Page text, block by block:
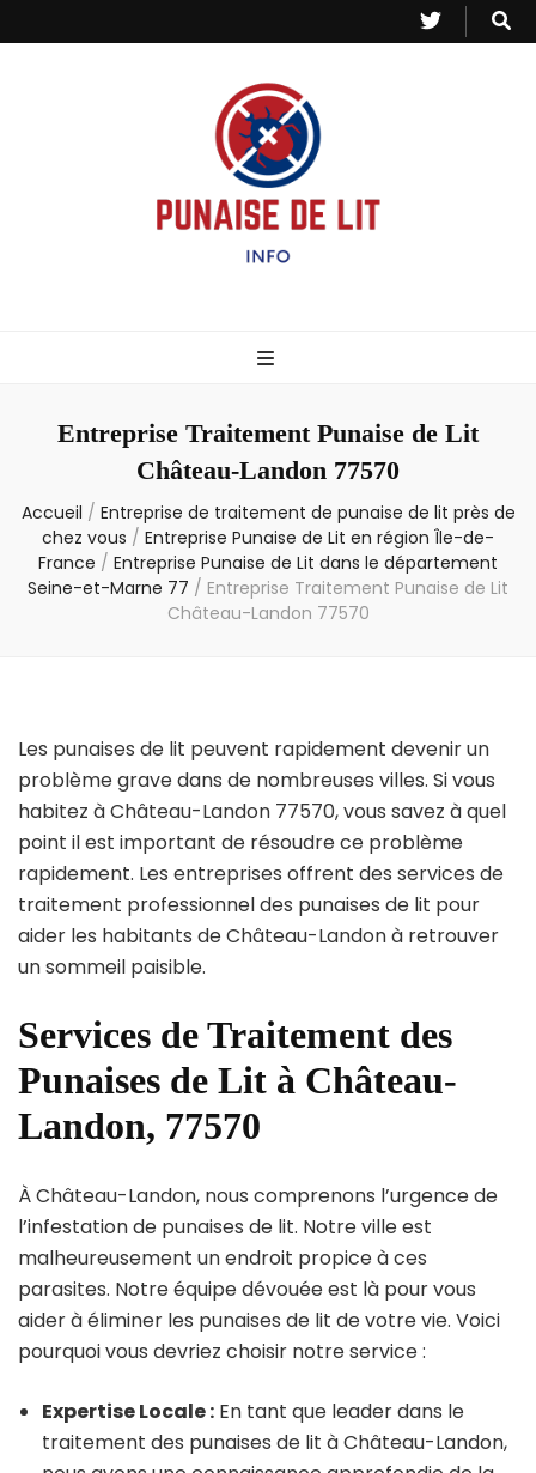
– Info
Entreprise Traitement Punaise de Lit
Château-Landon 77570
Accueil / Entreprise de traitement de punaise de lit près de
chez vous / Entreprise Punaise de Lit en région Île-de-
France / Entreprise Punaise de Lit dans le département
Seine-et-Marne 77 / Entreprise Traitement Punaise de Lit
Château-Landon 77570
Les punaises de lit peuvent rapidement devenir un
problème grave dans de nombreuses villes. Si vous
habitez à Château-Landon 77570, vous savez à quel
point il est important de résoudre ce problème
rapidement. Les entreprises offrent des services de
traitement professionnel des punaises de lit pour
aider les habitants de Château-Landon à retrouver
un sommeil paisible.
Services de Traitement des
Punaises de Lit à Château-
Landon, 77570
À Château-Landon, nous comprenons l’urgence de
l’infestation de punaises de lit. Notre ville est
malheureusement un endroit propice à ces
parasites. Notre équipe dévouée est là pour vous
aider à éliminer les punaises de lit de votre vie. Voici
pourquoi vous devriez choisir notre service :
Expertise Locale : En tant que leader dans le
traitement des punaises de lit à Château-Landon,